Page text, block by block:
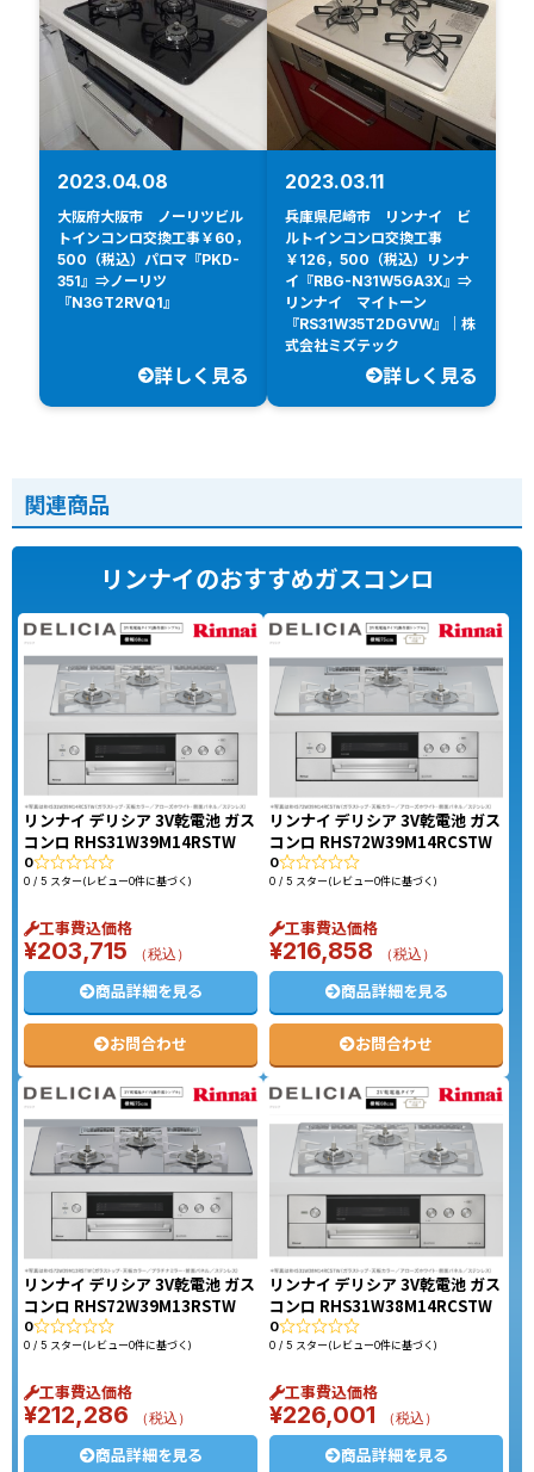
2023.04.08
大阪府大阪市 ノーリツビル
トインコンロ交換工事￥60，
500（税込）パロマ『PKD-
351』⇒ノーリツ
『N3GT2RVQ1』
詳しく見る
2023.03.11
兵庫県尼崎市 リンナイ ビ
ルトインコンロ交換工事
￥126，500（税込）リンナ
イ『RBG-N31W5GA3X』⇒
リンナイ マイトーン
『RS31W35T2DGVW』｜株
式会社ミズテック
詳しく見る
関連商品
リンナイのおすすめガスコンロ
リンナイ デリシア 3V乾電池 ガス
コンロ RHS31W39M14RSTW
0
0 / 5 スター(レビュー0件に基づく)
工事費込価格
¥203,715 （税込）
商品詳細を見る
お問合わせ
リンナイ デリシア 3V乾電池 ガス
コンロ RHS72W39M14RCSTW
0
0 / 5 スター(レビュー0件に基づく)
工事費込価格
¥216,858 （税込）
商品詳細を見る
お問合わせ
リンナイ デリシア 3V乾電池 ガス
コンロ RHS72W39M13RSTW
0
0 / 5 スター(レビュー0件に基づく)
工事費込価格
¥212,286 （税込）
商品詳細を見る
リンナイ デリシア 3V乾電池 ガス
コンロ RHS31W38M14RCSTW
0
0 / 5 スター(レビュー0件に基づく)
工事費込価格
¥226,001 （税込）
商品詳細を見る